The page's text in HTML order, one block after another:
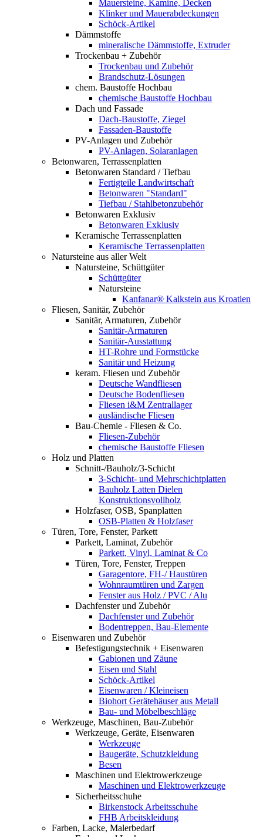
Mauersteine, Kamine, Decken
Klinker und Mauerabdeckungen
Schöck-Artikel
Dämmstoffe
mineralische Dämmstoffe, Extruder
Trockenbau + Zubehör
Trockenbau und Zubehör
Brandschutz-Lösungen
chem. Baustoffe Hochbau
chemische Baustoffe Hochbau
Dach und Fassade
Dach-Baustoffe, Ziegel
Fassaden-Baustoffe
PV-Anlagen und Zubehör
PV-Anlagen, Solaranlagen
Betonwaren, Terrassenplatten
Betonwaren Standard / Tiefbau
Fertigteile Landwirtschaft
Betonwaren "Standard"
Tiefbau / Stahlbetonzubehör
Betonwaren Exklusiv
Betonwaren Exklusiv
Keramische Terrassenplatten
Keramische Terrassenplatten
Natursteine aus aller Welt
Natursteine, Schüttgüter
Schüttgüter
Natursteine
Kanfanar® Kalkstein aus Kroatien
Fliesen, Sanitär, Zubehör
Sanitär, Armaturen, Zubehör
Sanitär-Armaturen
Sanitär-Ausstattung
HT-Rohre und Formstücke
Sanitär und Heizung
keram. Fliesen und Zubehör
Deutsche Wandfliesen
Deutsche Bodenfliesen
Fliesen i&M Zentrallager
ausländische Fliesen
Bau-Chemie - Fliesen & Co.
Fliesen-Zubehör
chemische Baustoffe Fliesen
Holz und Platten
Schnitt-/Bauholz/3-Schicht
3-Schicht- und Mehrschichtplatten
Bauholz Latten Dielen
Konstruktionsvollholz
Holzfaser, OSB, Spanplatten
OSB-Platten & Holzfaser
Türen, Tore, Fenster, Parkett
Parkett, Laminat, Zubehör
Parkett, Vinyl, Laminat & Co
Türen, Tore, Fenster, Treppen
Garagentore, FH-/ Haustüren
Wohnraumtüren und Zargen
Fenster aus Holz / PVC / Alu
Dachfenster und Zubehör
Dachfenster und Zubehör
Bodentreppen, Bau-Elemente
Eisenwaren und Zubehör
Befestigungstechnik + Eisenwaren
Gabionen und Zäune
Eisen und Stahl
Schöck-Artikel
Eisenwaren / Kleineisen
Biohort Gerätehäuser aus Metall
Bau- und Möbelbeschläge
Werkzeuge, Maschinen, Bau-Zubehör
Werkzeuge, Geräte, Eisenwaren
Werkzeuge
Baugeräte, Schutzkleidung
Besen
Maschinen und Elektrowerkzeuge
Maschinen und Elektrowerkzeuge
Sicherheitsschuhe
Birkenstock Arbeitsschuhe
FHB Arbeitskleidung
Farben, Lacke, Malerbedarf